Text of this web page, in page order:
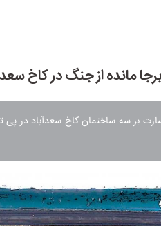
مانده از جنگ در کاخ
بر سه ساختمان کاخ سعدآباد در